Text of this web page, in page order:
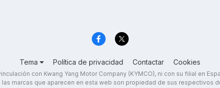
Tema Política de privacidad Contactar Cookies
con Kwang Yang Motor Company (KYMCO), ni con su filial en
las marcas que aparecen en esta web son propiedad de sus respectivos